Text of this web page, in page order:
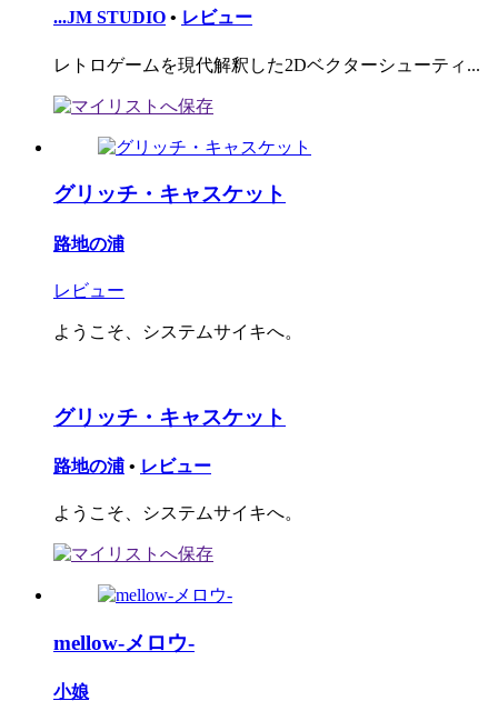
...JM STUDIO • レビュー
レトロゲームを現代解釈した2Dベクターシューティ...
グリッチ・キャスケット
路地の浦
レビュー
ようこそ、システムサイキへ。
グリッチ・キャスケット
路地の浦 • レビュー
ようこそ、システムサイキへ。
mellow-メロウ-
小娘